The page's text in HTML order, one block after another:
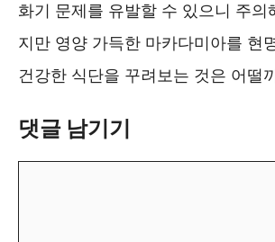
화기 문제를 유발할 수 있으니 주의
지만 영양 가득한 마카다미아를 현
건강한 식단을 꾸려보는 것은 어떨
댓글 남기기